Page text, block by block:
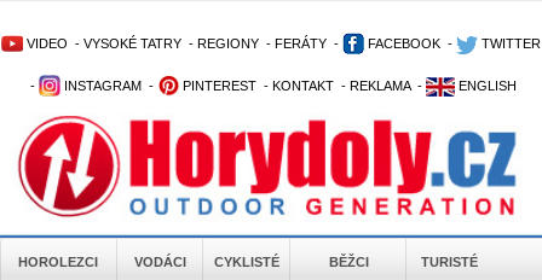
VIDEO - VYSOKÉ TATRY - REGIONY - FERÁTY - FACEBOOK - TWITTER
- INSTAGRAM - PINTEREST - KONTAKT - REKLAMA - ENGLISH
HOROLEZCI VODÁCI CYKLISTÉ BĚŽCI TURISTÉ